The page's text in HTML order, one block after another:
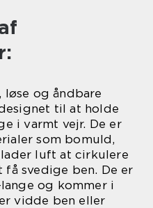
og åndbare
til at holde
i varmt vejr. De er
som bomuld,
luft at cirkulere
svedige ben. De er
og kommer i
vidde ben eller